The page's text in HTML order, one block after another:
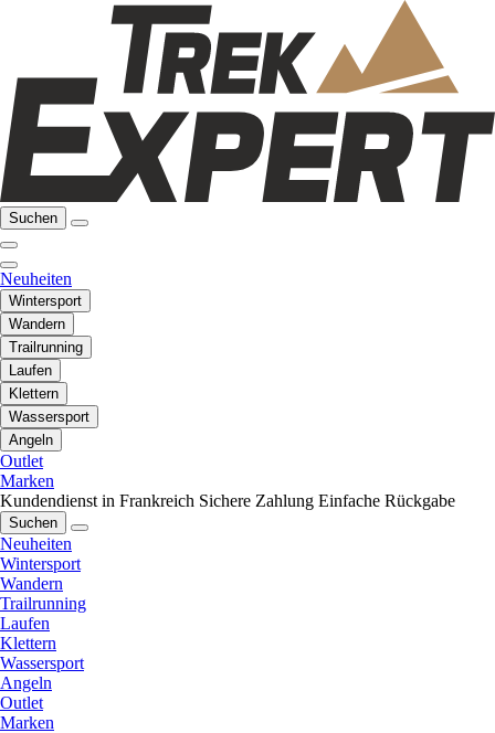
Suchen
Neuheiten
Wintersport
Wandern
Trailrunning
Laufen
Klettern
Wassersport
Angeln
Outlet
Marken
Kundendienst in Frankreich Sichere Zahlung Einfache Rückgabe
Suchen
Neuheiten
Wintersport
Wandern
Trailrunning
Laufen
Klettern
Wassersport
Angeln
Outlet
Marken